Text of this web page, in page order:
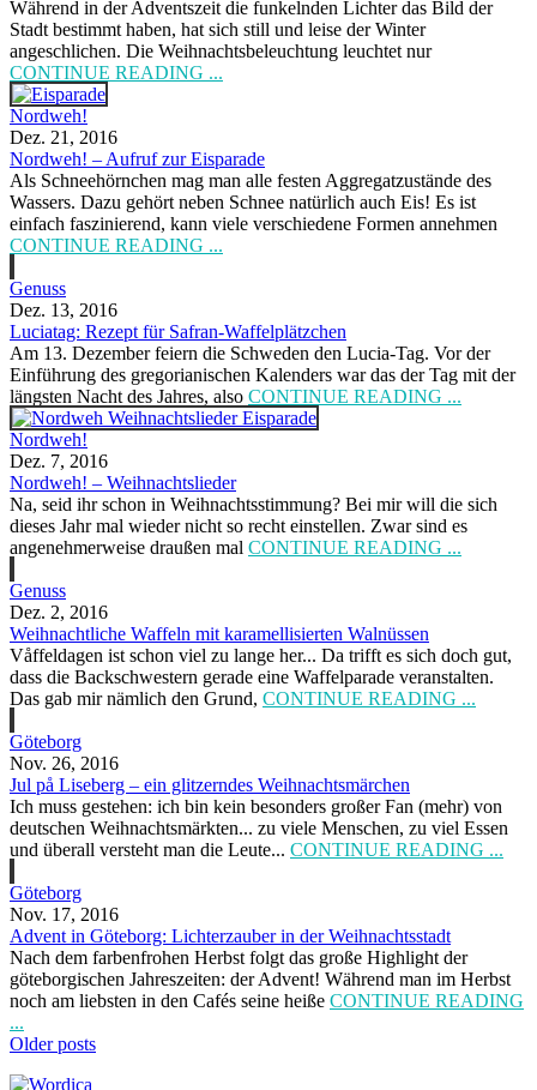
Während in der Adventszeit die funkelnden Lichter das Bild der
Stadt bestimmt haben, hat sich still und leise der Winter
angeschlichen. Die Weihnachtsbeleuchtung leuchtet nur
CONTINUE READING ...
Nordweh!
Dez. 21, 2016
Nordweh! – Aufruf zur Eisparade
Als Schneehörnchen mag man alle festen Aggregatzustände des
Wassers. Dazu gehört neben Schnee natürlich auch Eis! Es ist
einfach faszinierend, kann viele verschiedene Formen annehmen
CONTINUE READING ...
Genuss
Dez. 13, 2016
Luciatag: Rezept für Safran-Waffelplätzchen
Am 13. Dezember feiern die Schweden den Lucia-Tag. Vor der
Einführung des gregorianischen Kalenders war das der Tag mit der
längsten Nacht des Jahres, also CONTINUE READING ...
Nordweh!
Dez. 7, 2016
Nordweh! – Weihnachtslieder
Na, seid ihr schon in Weihnachtsstimmung? Bei mir will die sich
dieses Jahr mal wieder nicht so recht einstellen. Zwar sind es
angenehmerweise draußen mal CONTINUE READING ...
Genuss
Dez. 2, 2016
Weihnachtliche Waffeln mit karamellisierten Walnüssen
Våffeldagen ist schon viel zu lange her... Da trifft es sich doch gut,
dass die Backschwestern gerade eine Waffelparade veranstalten.
Das gab mir nämlich den Grund, CONTINUE READING ...
Göteborg
Nov. 26, 2016
Jul på Liseberg – ein glitzerndes Weihnachtsmärchen
Ich muss gestehen: ich bin kein besonders großer Fan (mehr) von
deutschen Weihnachtsmärkten... zu viele Menschen, zu viel Essen
und überall versteht man die Leute... CONTINUE READING ...
Göteborg
Nov. 17, 2016
Advent in Göteborg: Lichterzauber in der Weihnachtsstadt
Nach dem farbenfrohen Herbst folgt das große Highlight der
göteborgischen Jahreszeiten: der Advent! Während man im Herbst
noch am liebsten in den Cafés seine heiße CONTINUE READING
...
Older posts